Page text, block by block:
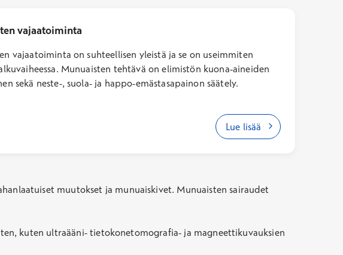
vajaatoiminta
vajaatoiminta on suhteellisen yleistä ja se on useimmiten
Munuaisten tehtävä on elimistön kuona-aineiden
sekä neste-, suola- ja happo-emästasapainon säätely.
Lue lisää
muutokset ja munuaiskivet. Munuaisten sairaudet
kuten ultraääni- tietokonetomografia- ja magneettikuvauksien